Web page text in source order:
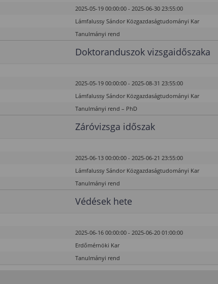
2025-05-19 00:00:00 - 2025-06-30 23:55:00
Lámfalussy Sándor Közgazdaságtudományi Kar
Tanulmányi rend
Doktoranduszok vizsgaidőszaka
2025-05-19 00:00:00 - 2025-08-31 23:55:00
Lámfalussy Sándor Közgazdaságtudományi Kar
Tanulmányi rend – PhD
Záróvizsga időszak
2025-06-13 00:00:00 - 2025-06-21 23:55:00
Lámfalussy Sándor Közgazdaságtudományi Kar
Tanulmányi rend
Védések hete
2025-06-16 00:00:00 - 2025-06-20 01:00:00
Erdőmérnöki Kar
Tanulmányi rend